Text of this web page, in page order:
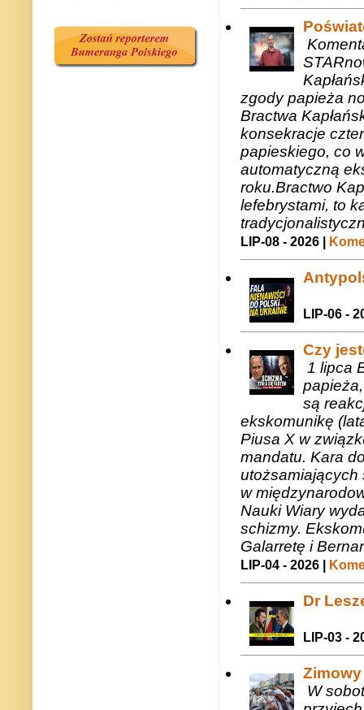
zgody papieża
Bractwa
konsekracje
papieskiego, co
automatyczną
roku.Bractwo
lefebrystami, to
LIP-08 - 2026 |
LIP-06 -
Czy
1 lipca
są
ekskomunikę
Piusa X w
mandatu. Kara
utożsamiających
w
Nauki Wiary
schizmy.
Galarretę i
LIP-04 - 2026 |
Dr
LIP-03 -
W